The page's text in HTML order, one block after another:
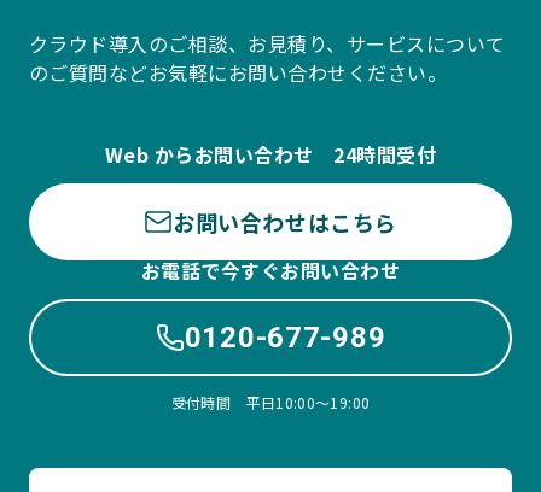
クラウド導入のご相談、お見積り、サービスについて
のご質問などお気軽にお問い合わせください。
Web からお問い合わせ 24時間受付
お問い合わせはこちら
お電話で今すぐお問い合わせ
0120-677-989
受付時間 平日10:00〜19:00